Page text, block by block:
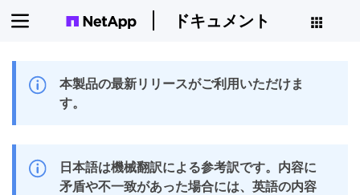
ドキュメント
本製品の最新リリースがご利用いただけま
す。
日本語は機械翻訳による参考訳です。内容に
矛盾や不一致があった場合には、英語の内容